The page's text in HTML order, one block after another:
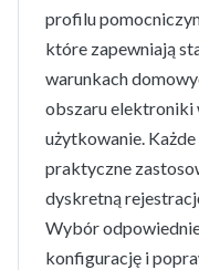
profilu
które zapewniają
warunkach
obszaru elektroniki
użytkowanie.
praktyczne
dyskretną
Wybór
konfigurację i